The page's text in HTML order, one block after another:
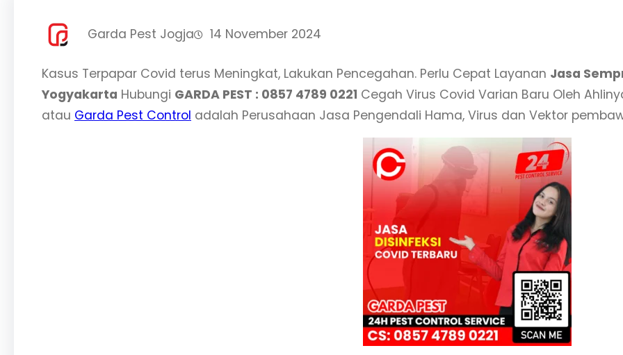
Garda Pest Jogja 14 November 2024
Kasus Terpapar Covid terus Meningkat, Lakukan Pencegahan. Perlu Cepat Layanan Jasa
Yogyakarta Hubungi GARDA PEST : 0857 4789 0221 Cegah Virus Covid Varian Baru Oleh
atau Garda Pest Control adalah Perusahaan Jasa Pengendali Hama, Virus dan Vektor